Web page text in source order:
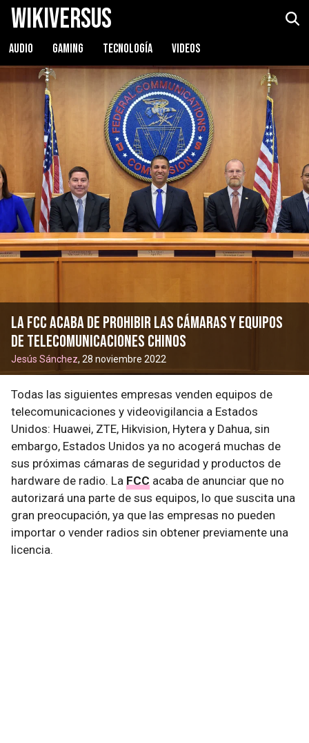
WikiVersus
AUDIO GAMING TECNOLOGÍA VIDEOS
La FCC acaba de prohibir las cámaras y equipos
de telecomunicaciones chinos
Jesús Sánchez, 28 noviembre 2022
Todas las siguientes empresas venden equipos de
telecomunicaciones y videovigilancia a Estados
Unidos: Huawei, ZTE, Hikvision, Hytera y Dahua, sin
embargo, Estados Unidos ya no acogerá muchas de
sus próximas cámaras de seguridad y productos de
hardware de radio. La FCC acaba de anunciar que no
autorizará una parte de sus equipos, lo que suscita una
gran preocupación, ya que las empresas no pueden
importar o vender radios sin obtener previamente una
licencia.